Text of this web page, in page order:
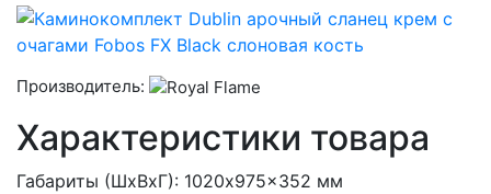
Производитель:
Характеристики товара
Габариты (ШxВxГ): 1020x975x352 мм